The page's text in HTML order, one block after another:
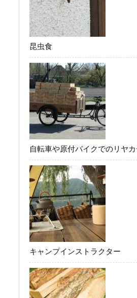
昆虫食
自転車や原付バイクでのリヤカ
キャンプインストラクター